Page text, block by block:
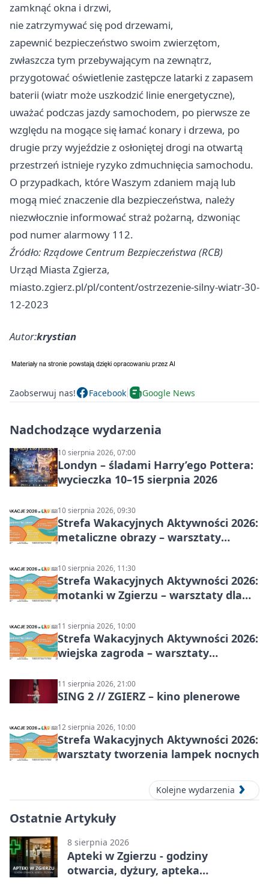
zamknąć okna i drzwi,
nie zatrzymywać się pod drzewami,
zapewnić bezpieczeństwo swoim zwierzętom,
zwłaszcza tym przebywającym na zewnątrz,
przygotować oświetlenie zastępcze latarki z zapasem
baterii (wiatr może uszkodzić linie energetyczne),
uważać podczas jazdy samochodem, po pierwsze ze
względu na mogące się łamać konary i drzewa, po
drugie przy wyjeździe z osłoniętej drogi na otwartą
przestrzeń istnieje ryzyko zdmuchnięcia samochodu.
O przypadkach, które Waszym zdaniem mają lub
mogą mieć znaczenie dla bezpieczeństwa, należy
niezwłocznie informować straż pożarną, dzwoniąc
pod numer alarmowy 112.
Źródło: Rządowe Centrum Bezpieczeństwa (RCB)
Urząd Miasta Zgierza,
miasto.zgierz.pl/pl/content/ostrzezenie-silny-wiatr-30-
12-2023
Autor:krystian
Zaobserwuj nas! Facebook Google News
Nadchodzące wydarzenia
10 sierpnia 2026, 07:00
Londyn – śladami Harry’ego Pottera:
wycieczka 10–15 sierpnia 2026
10 sierpnia 2026, 09:30
Strefa Wakacyjnych Aktywności 2026:
metaliczne obrazy – warsztaty
10 sierpnia 2026, 11:30
Strefa Wakacyjnych Aktywności 2026:
motanki w Zgierzu – warsztaty dla
11 sierpnia 2026, 10:00
Strefa Wakacyjnych Aktywności 2026:
wiejska zagroda – warsztaty
11 sierpnia 2026, 21:00
SING 2 // ZGIERZ – kino plenerowe
12 sierpnia 2026, 10:00
Strefa Wakacyjnych Aktywności 2026:
warsztaty tworzenia lampek nocnych
Kolejne wydarzenia
Ostatnie Artykuły
8 sierpnia 2026
Apteki w Zgierzu - godziny
otwarcia, dyżury, apteka